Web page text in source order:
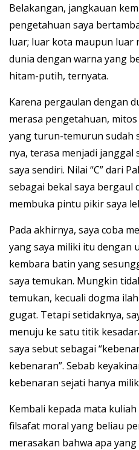
Belakangan, jangkauan
pengetahuan saya
luar; luar kota maupun luar
dunia dengan warna yang
hitam-putih, ternyata.
Karena pergaulan dengan
merasa pengetahuan,
yang turun-temurun sudah
nya, terasa menjadi janggal
saya sendiri. Nilai “C” dari
sebagai bekal saya bergaul
membuka pintu pikir saya
Pada akhirnya, saya coba
yang saya miliki itu dengan
kembara batin yang
saya temukan. Mungkin
temukan, kecuali dogma
gugat. Tetapi setidaknya,
menuju ke satu titik
saya sebut sebagai
kebenaran”. Sebab
kebenaran sejati hanya
Kembali kepada mata
filsafat moral yang beliau
merasakan bahwa apa